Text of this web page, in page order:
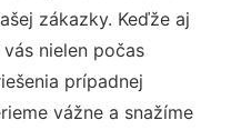
zákazky. Keďže aj
nielen počas
prípadnej
vážne a snažíme